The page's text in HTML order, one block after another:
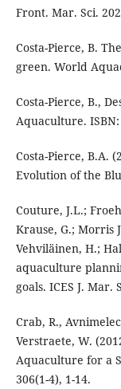
Front. Mar. Sci.
Costa-Pierce, B.
green. World
Costa-Pierce, B.,
Aquaculture. ISBN:
Costa-Pierce, B.A.
Evolution of the
Couture, J.L.;
Krause, G.; Morris
Vehviläinen, H.;
aquaculture
goals. ICES J. Mar.
Crab, R.,
Verstraete, W.
Aquaculture for a
306(1-4), 1-14.